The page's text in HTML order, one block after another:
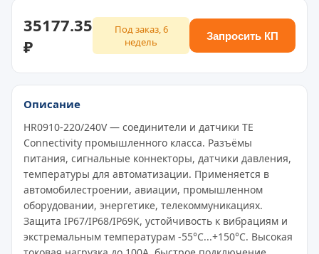
35177.35
₽
Под заказ, 6
недель
Запросить КП
Описание
HR0910-220/240V — соединители и датчики TE
Connectivity промышленного класса. Разъёмы
питания, сигнальные коннекторы, датчики давления,
температуры для автоматизации. Применяется в
автомобилестроении, авиации, промышленном
оборудовании, энергетике, телекоммуникациях.
Защита IP67/IP68/IP69K, устойчивость к вибрациям и
экстремальным температурам -55°C...+150°C. Высокая